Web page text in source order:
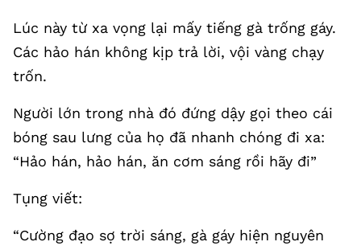
Lúc này từ xa vọng lại mấy tiếng gà trống gáy.
Các hảo hán không kịp trả lời, vội vàng chạy
trốn.
Người lớn trong nhà đó đứng dậy gọi theo cái
bóng sau lưng của họ đã nhanh chóng đi xa:
“Hảo hán, hảo hán, ăn cơm sáng rồi hãy đi”
Tụng viết:
“Cường đạo sợ trời sáng, gà gáy hiện nguyên